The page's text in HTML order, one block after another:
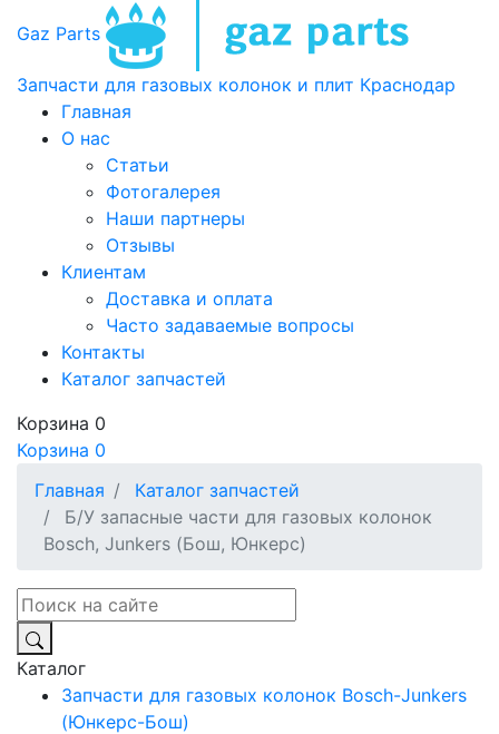
Gaz Parts
Запчасти для газовых колонок и плит Краснодар
Главная
О нас
Статьи
Фотогалерея
Наши партнеры
Отзывы
Клиентам
Доставка и оплата
Часто задаваемые вопросы
Контакты
Каталог запчастей
Корзина 0
Корзина 0
Главная
Каталог запчастей
Б/У запасные части для газовых колонок
Bosсh, Junkers (Бош, Юнкерс)
Каталог
Запчасти для газовых колонок Bosch-Junkers
(Юнкерс-Бош)